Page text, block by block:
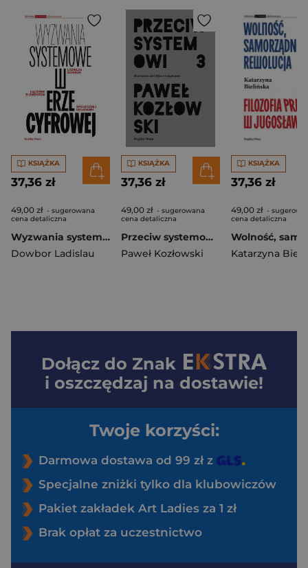
KSIĄŻKA
37,36 zł
49,00 zł - sugerowana
cena detaliczna
Wyzwania systemowe w erze cyfrowej. Łączenie elementów społecznej układanki
Dowbor Ladislau
KSIĄŻKA
37,36 zł
49,00 zł - sugerowana
cena detaliczna
Przeciw systemowi 3
Paweł Kozłowski
KSIĄŻKA
37,36 zł
49,00 zł -
cena detaliczna
Katarzyna
Dołącz do Znak
i oszczędzaj na dostawie!
Twoje korzyści:
Darmowa dostawa od 99 zł z
Specjalne zniżki tylko dla klubowiczów
Pakiet zakładek Art Ladies za 1 zł
Brak opłat za uczestnictwo